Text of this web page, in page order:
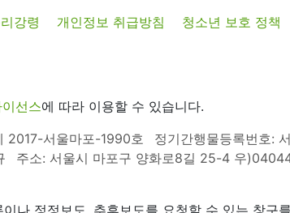
강령 개인정보 취급방침
청소년 보호 정책
선스에 따라 이용할 수 있습니다.
2017-서울마포-1990호
정기간행물등록번호:
주소: 서울시 마포구 양화로8길 25-4 우
나 정정보도, 추후보도를 요청할 수 있는 창구